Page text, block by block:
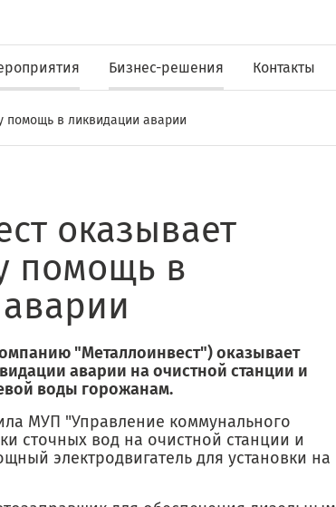
Бизнес-решения Контакты
помощь в ликвидации аварии
оказывает
помощь в
"Металлоинвест") оказывает
аварии на очистной станции и
воды горожанам.
МУП "Управление коммунального
сточных вод на очистной станции и
электродвигатель для установки на